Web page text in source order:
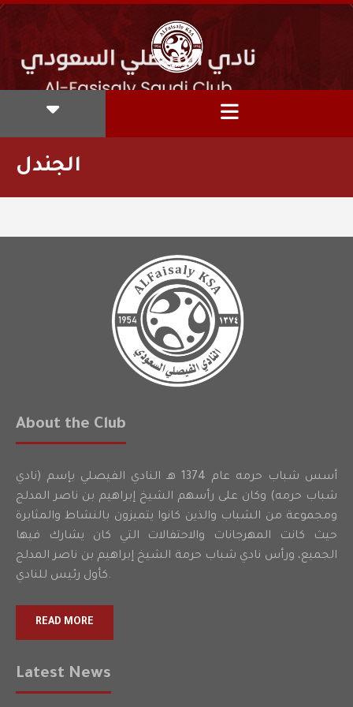
الجندل
About the Club
أسس شباب حرمه عام 1374 هـ النادي الفيصلي بإسم (نادي
شباب حرمه) وكان على رأسهم الشيخ إبراهيم بن ناصر المدلج
ومجموعة من الشباب والذين كانوا يتميزون بالنشاط والمثابرة
حيث كانت المهرجانات والاحتفالات التي كان يشارك فيها
الجميع، ورأس نادي شباب حرمة الشيخ إبراهيم بن ناصر المدلج
كأول رئيس للنادي.
READ MORE
Latest News